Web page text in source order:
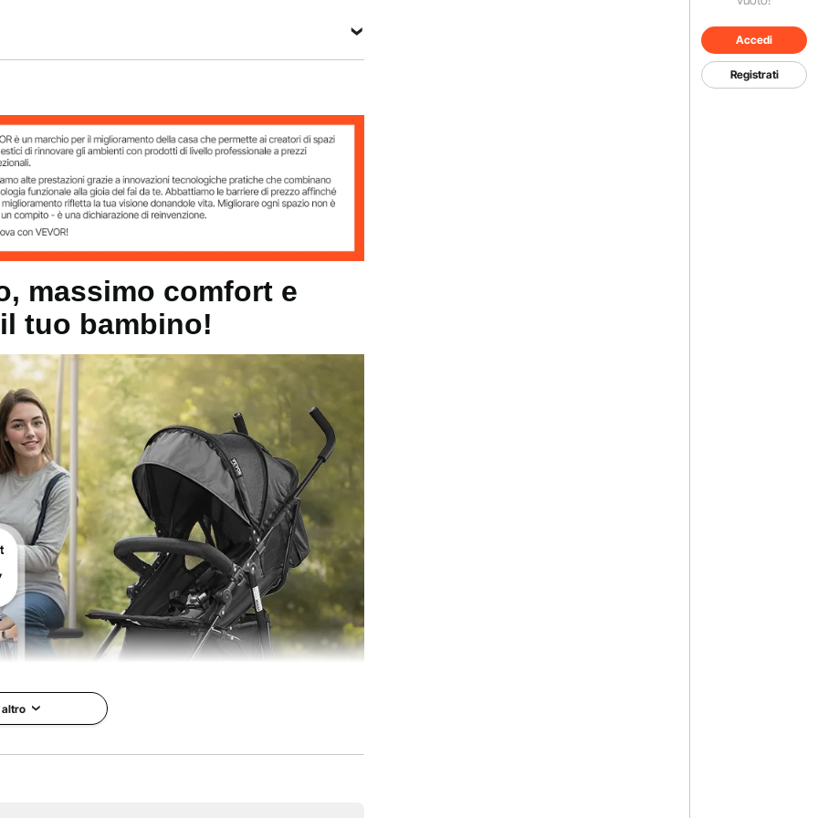
Accedi
Registrati
mm
kg
9,45 pollici / 1170 x 340 x 240 mm
di comunicazione a rete)
Q235A + tessuto Oxford 300D
EVA
kg
40,94 pollici / 780 x 500 x 1040 mm
massimo comfort e
tuo bambino!
altro